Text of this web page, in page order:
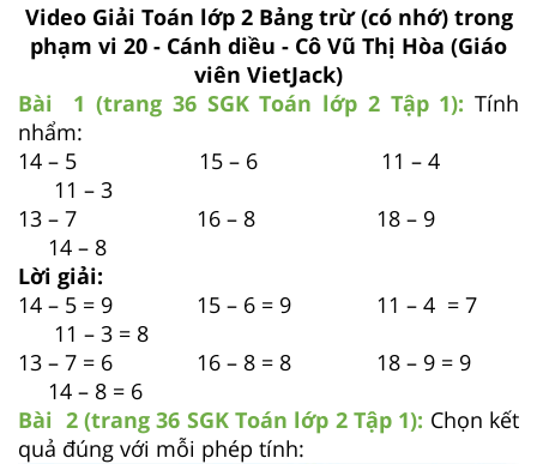
Video Giải Toán lớp 2 Bảng trừ (có nhớ) trong
phạm vi 20 - Cánh diều - Cô Vũ Thị Hòa (Giáo
viên VietJack)
Bài 1 (trang 36 SGK Toán lớp 2 Tập 1): Tính
nhẩm:
14 – 5 15 – 6 11 – 4
11 – 3
13 – 7 16 – 8 18 – 9
14 – 8
Lời giải:
14 – 5 = 9 15 – 6 = 9 11 – 4 = 7
11 – 3 = 8
13 – 7 = 6 16 – 8 = 8 18 – 9 = 9
14 – 8 = 6
Bài 2 (trang 36 SGK Toán lớp 2 Tập 1): Chọn kết
quả đúng với mỗi phép tính: